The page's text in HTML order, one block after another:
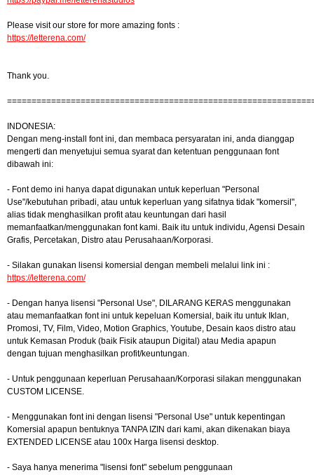
Please visit our store for more amazing fonts :
https://letterena.com/
Thank you.
INDONESIA:
Dengan meng-install font ini, dan membaca persyaratan ini, anda dianggap
mengerti dan menyetujui semua syarat dan ketentuan penggunaan font
dibawah ini:
- Font demo ini hanya dapat digunakan untuk keperluan "Personal
Use"/kebutuhan pribadi, atau untuk keperluan yang sifatnya tidak "komersil",
alias tidak menghasilkan profit atau keuntungan dari hasil
memanfaatkan/menggunakan font kami. Baik itu untuk individu, Agensi Desain
Grafis, Percetakan, Distro atau Perusahaan/Korporasi.
- Silakan gunakan lisensi komersial dengan membeli melalui link ini :
https://letterena.com/
- Dengan hanya lisensi "Personal Use", DILARANG KERAS menggunakan
atau memanfaatkan font ini untuk kepeluan Komersial, baik itu untuk Iklan,
Promosi, TV, Film, Video, Motion Graphics, Youtube, Desain kaos distro atau
untuk Kemasan Produk (baik Fisik ataupun Digital) atau Media apapun
dengan tujuan menghasilkan profit/keuntungan.
- Untuk penggunaan keperluan Perusahaan/Korporasi silakan menggunakan
CUSTOM LICENSE.
- Menggunakan font ini dengan lisensi "Personal Use" untuk kepentingan
Komersial apapun bentuknya TANPA IZIN dari kami, akan dikenakan biaya
EXTENDED LICENSE atau 100x Harga lisensi desktop.
- Saya hanya menerima "lisensi font" sebelum penggunaan